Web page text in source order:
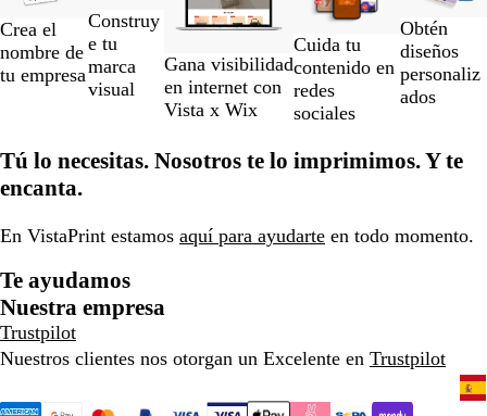
Crea el
nombre de
tu empresa
Construy
e tu
marca
visual
Gana visibilidad
en internet con
Vista x Wix
Cuida tu
contenido en
redes
sociales
Obtén
diseños
personaliz
ados
1
a
la
total
de
Tú lo necesitas. Nosotros te lo imprimimos. Y te
encanta.
En VistaPrint estamos aquí para ayudarte en todo momento.
Te ayudamos
Nuestra empresa
Trustpilot
Nuestros clientes nos otorgan un Excelente en Trustpilot